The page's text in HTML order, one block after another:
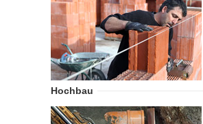
Hochbau